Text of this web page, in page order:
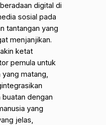
digital di
sosial pada
tantangan yang
menjanjikan.
ketat
pemula untuk
matang,
dengan
yang
jelas,